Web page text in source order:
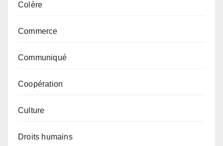
Colère
Commerce
Communiqué
Coopération
Culture
Droits humains